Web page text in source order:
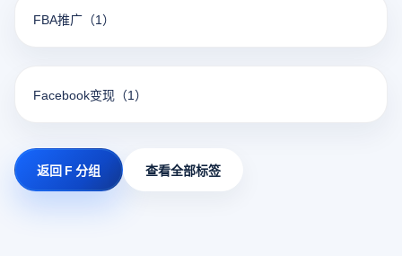
FBA推广 （1）
Facebook变现 （1）
返回 F 分组 查看全部标签